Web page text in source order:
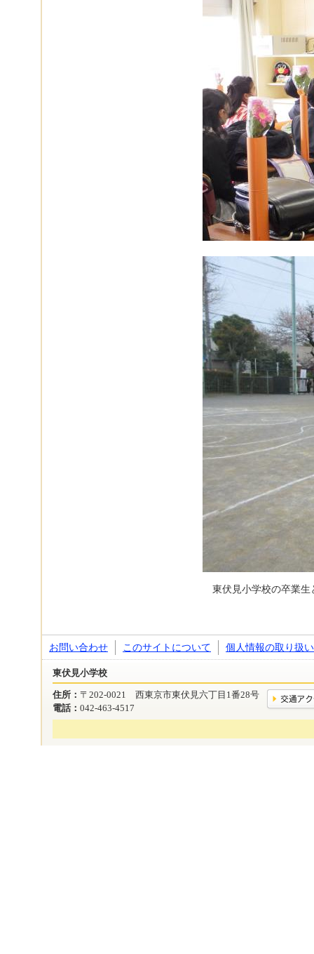
東伏見小学校の卒業生
お問い合わせ このサイトについて 個人情報の取り扱い
東伏見小学校
住所： 〒202-0021 西東京市東伏見六丁目1番28号
電話： 042-463-4517